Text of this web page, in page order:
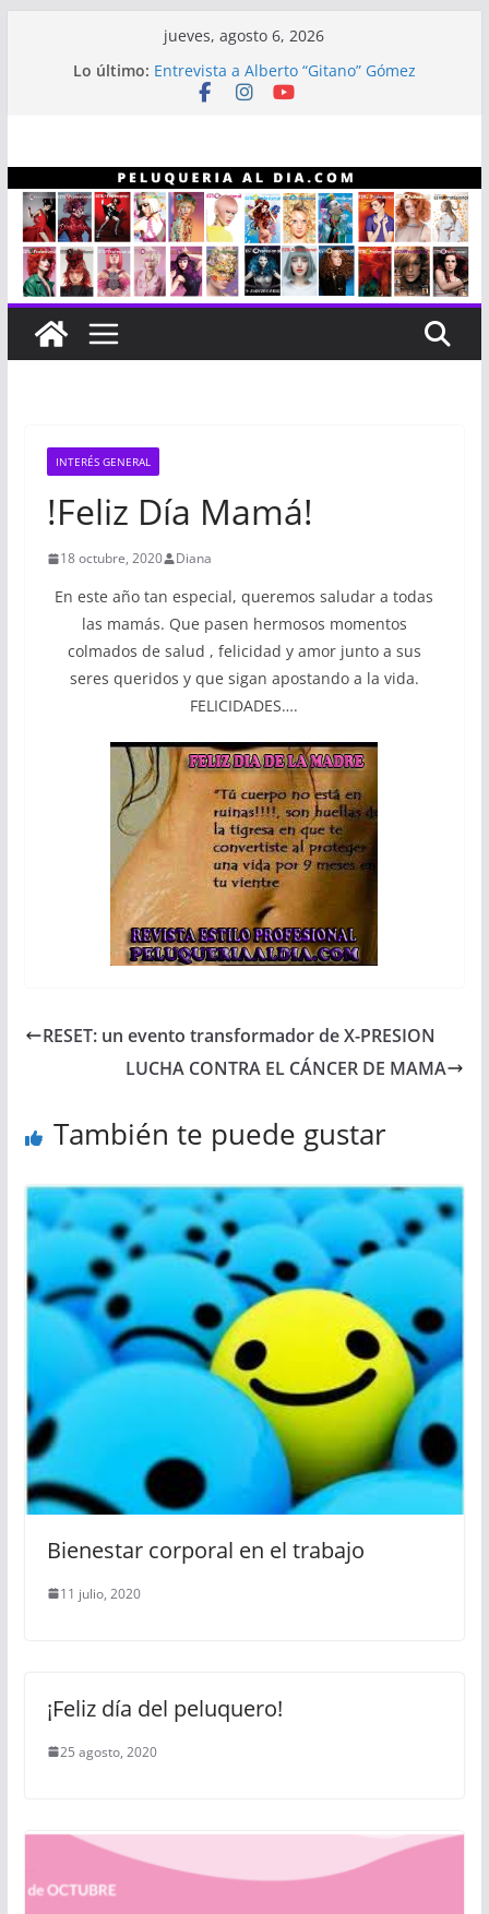
jueves, agosto 6, 2026
Lo último: Línea capilar NEX
Entrevista a Alberto “Gitano” Gómez
INTERÉS GENERAL
!Feliz Día Mamá!
18 octubre, 2020 Diana
En este año tan especial, queremos saludar a todas
las mamás. Que pasen hermosos momentos
colmados de salud , felicidad y amor junto a sus
seres queridos y que sigan apostando a la vida.
FELICIDADES….
RESET: un evento transformador de X-PRESION
LUCHA CONTRA EL CÁNCER DE MAMA
También te puede gustar
Bienestar corporal en el trabajo
11 julio, 2020
¡Feliz día del peluquero!
25 agosto, 2020